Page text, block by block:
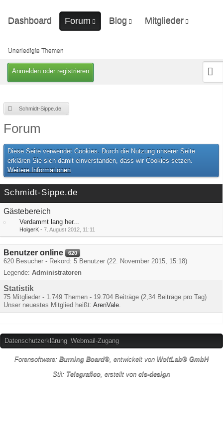
Anmelden oder registrieren
Dashboard Forum Blog Mitglieder
Unerledigte Themen
Schmidt-Sippe.de
Forum
Diese Seite verwendet Cookies. Durch die Nutzung unserer Seite
erklären Sie sich damit einverstanden, dass wir Cookies setzen.
Weitere Informationen
Schmidt-Sippe.de
Gästebereich
Verdammt lang her...
HolgerK - 7. August 2012, 11:11
Benutzer online 620
620 Besucher - Rekord: 5 Benutzer (22. November 2015, 15:18)
Legende: Administratoren
Statistik
75 Mitglieder - 1.749 Themen - 19.704 Beiträge (2,34 Beiträge pro Tag)
Unser neuestes Mitglied heißt: ArenVale.
Datenschutzerklärung Webmail-Zugang
Forensoftware: Burning Board®, entwickelt von WoltLab® GmbH
Stil: Telegrafico, erstellt von cls-design